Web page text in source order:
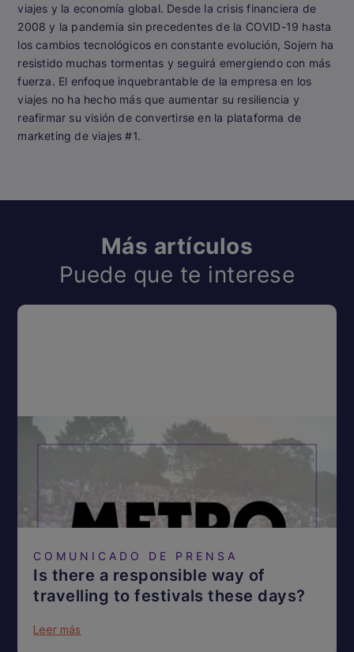
viajes y la economía global. Desde la crisis financiera de
2008 y la pandemia sin precedentes de la COVID-19 hasta
los cambios tecnológicos en constante evolución, Sojern ha
resistido muchas tormentas y seguirá emergiendo con más
fuerza. El enfoque inquebrantable de la empresa en los
viajes no ha hecho más que aumentar su resiliencia y
reafirmar su visión de convertirse en la plataforma de
marketing de viajes #1.
Más artículos
Puede que te interese
COMUNICADO DE PRENSA
Is there a responsible way of
travelling to festivals these days?
Leer más